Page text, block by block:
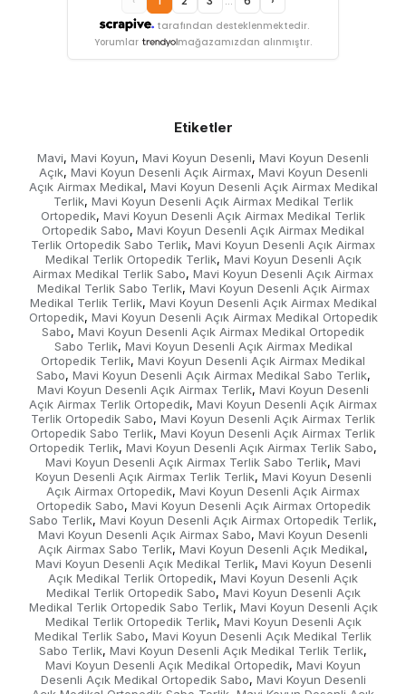
tarafından desteklenmektedir.
Yorumlar mağazamızdan alınmıştır.
Etiketler
Mavi, Mavi Koyun, Mavi Koyun Desenli, Mavi Koyun Desenli
Açık, Mavi Koyun Desenli Açık Airmax, Mavi Koyun Desenli
Açık Airmax Medikal, Mavi Koyun Desenli Açık Airmax Medikal
Terlik, Mavi Koyun Desenli Açık Airmax Medikal Terlik
Ortopedik, Mavi Koyun Desenli Açık Airmax Medikal Terlik
Ortopedik Sabo, Mavi Koyun Desenli Açık Airmax Medikal
Terlik Ortopedik Sabo Terlik, Mavi Koyun Desenli Açık Airmax
Medikal Terlik Ortopedik Terlik, Mavi Koyun Desenli Açık
Airmax Medikal Terlik Sabo, Mavi Koyun Desenli Açık Airmax
Medikal Terlik Sabo Terlik, Mavi Koyun Desenli Açık Airmax
Medikal Terlik Terlik, Mavi Koyun Desenli Açık Airmax Medikal
Ortopedik, Mavi Koyun Desenli Açık Airmax Medikal Ortopedik
Sabo, Mavi Koyun Desenli Açık Airmax Medikal Ortopedik
Sabo Terlik, Mavi Koyun Desenli Açık Airmax Medikal
Ortopedik Terlik, Mavi Koyun Desenli Açık Airmax Medikal
Sabo, Mavi Koyun Desenli Açık Airmax Medikal Sabo Terlik,
Mavi Koyun Desenli Açık Airmax Terlik, Mavi Koyun Desenli
Açık Airmax Terlik Ortopedik, Mavi Koyun Desenli Açık Airmax
Terlik Ortopedik Sabo, Mavi Koyun Desenli Açık Airmax Terlik
Ortopedik Sabo Terlik, Mavi Koyun Desenli Açık Airmax Terlik
Ortopedik Terlik, Mavi Koyun Desenli Açık Airmax Terlik Sabo,
Mavi Koyun Desenli Açık Airmax Terlik Sabo Terlik, Mavi
Koyun Desenli Açık Airmax Terlik Terlik, Mavi Koyun Desenli
Açık Airmax Ortopedik, Mavi Koyun Desenli Açık Airmax
Ortopedik Sabo, Mavi Koyun Desenli Açık Airmax Ortopedik
Sabo Terlik, Mavi Koyun Desenli Açık Airmax Ortopedik Terlik,
Mavi Koyun Desenli Açık Airmax Sabo, Mavi Koyun Desenli
Açık Airmax Sabo Terlik, Mavi Koyun Desenli Açık Medikal,
Mavi Koyun Desenli Açık Medikal Terlik, Mavi Koyun Desenli
Açık Medikal Terlik Ortopedik, Mavi Koyun Desenli Açık
Medikal Terlik Ortopedik Sabo, Mavi Koyun Desenli Açık
Medikal Terlik Ortopedik Sabo Terlik, Mavi Koyun Desenli Açık
Medikal Terlik Ortopedik Terlik, Mavi Koyun Desenli Açık
Medikal Terlik Sabo, Mavi Koyun Desenli Açık Medikal Terlik
Sabo Terlik, Mavi Koyun Desenli Açık Medikal Terlik Terlik,
Mavi Koyun Desenli Açık Medikal Ortopedik, Mavi Koyun
Desenli Açık Medikal Ortopedik Sabo, Mavi Koyun Desenli